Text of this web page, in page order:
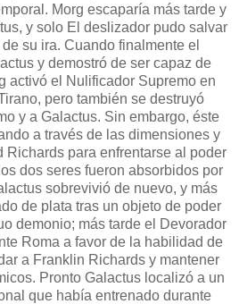
Morg escaparía más tarde y
y solo El deslizador pudo salvar
su ira. Cuando finalmente el
y demostró de ser capaz de
activó el Nulificador Supremo en
pero también se destruyó
y a Galactus. Sin embargo, éste
a través de las dimensiones y
Richards para enfrentarse al poder
dos seres fueron absorbidos por
sobrevivió de nuevo, y más
de plata tras un objeto de poder
demonio; más tarde el Devorador
Roma a favor de la habilidad de
a Franklin Richards y mantener
Pronto Galactus localizó a un
que había entrenado durante